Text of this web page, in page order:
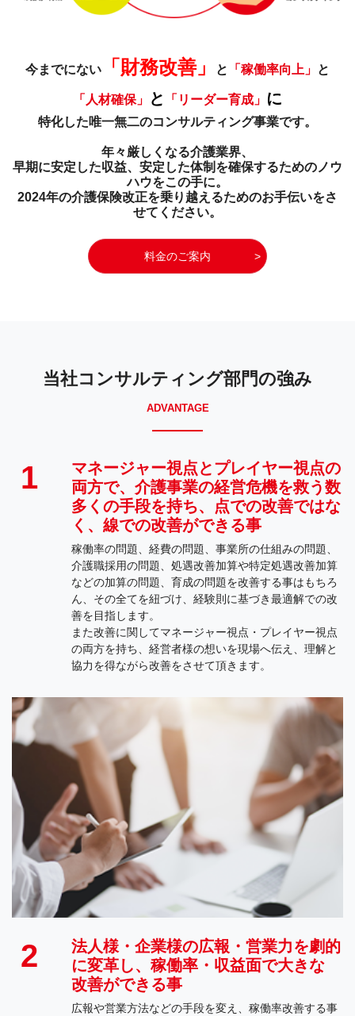
今までにない 「財務改善」 と 「稼働率向上」 と
「人材確保」 と 「リーダー育成」 に
特化した唯一無二のコンサルティング事業です。
年々厳しくなる介護業界、
早期に安定した収益、安定した体制を確保するためのノウ
ハウをこの手に。
2024年の介護保険改正を乗り越えるためのお手伝いをさ
せてください。
料金のご案内
当社コンサルティング部門の強み
ADVANTAGE
1
マネージャー視点とプレイヤー視点の
両方で、介護事業の経営危機を救う数
多くの手段を持ち、点での改善ではな
く、線での改善ができる事
稼働率の問題、経費の問題、事業所の仕組みの問題、
介護職採用の問題、処遇改善加算や特定処遇改善加算
などの加算の問題、育成の問題を改善する事はもちろ
ん、その全てを紐づけ、経験則に基づき最適解での改
善を目指します。
また改善に関してマネージャー視点・プレイヤー視点
の両方を持ち、経営者様の想いを現場へ伝え、理解と
協力を得ながら改善をさせて頂きます。
2
法人様・企業様の広報・営業力を劇的
に変革し、稼働率・収益面で大きな
​​​​​​​改善ができる事
広報や営業方法などの手段を変え、稼働率改善する事